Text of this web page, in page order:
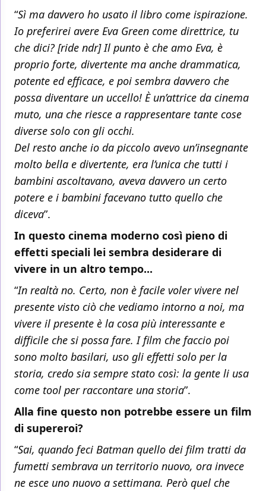
“Sì ma davvero ho usato il libro come ispirazione.
Io preferirei avere Eva Green come direttrice, tu
che dici? [ride ndr] Il punto è che amo Eva, è
proprio forte, divertente ma anche drammatica,
potente ed efficace, e poi sembra davvero che
possa diventare un uccello! È un’attrice da cinema
muto, una che riesce a rappresentare tante cose
diverse solo con gli occhi.
Del resto anche io da piccolo avevo un’insegnante
molto bella e divertente, era l’unica che tutti i
bambini ascoltavano, aveva davvero un certo
potere e i bambini facevano tutto quello che
diceva”.
In questo cinema moderno così pieno di
effetti speciali lei sembra desiderare di
vivere in un altro tempo...
“In realtà no. Certo, non è facile voler vivere nel
presente visto ciò che vediamo intorno a noi, ma
vivere il presente è la cosa più interessante e
difficile che si possa fare. I film che faccio poi
sono molto basilari, uso gli effetti solo per la
storia, credo sia sempre stato così: la gente li usa
come tool per raccontare una storia”.
Alla fine questo non potrebbe essere un film
di supereroi?
“Sai, quando feci Batman quello dei film tratti da
fumetti sembrava un territorio nuovo, ora invece
ne esce uno nuovo a settimana. Però quel che